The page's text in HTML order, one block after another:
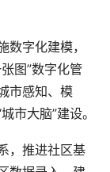
字化建模，
图”数字化管
市感知、模
市大脑”建设。
，推进社区基